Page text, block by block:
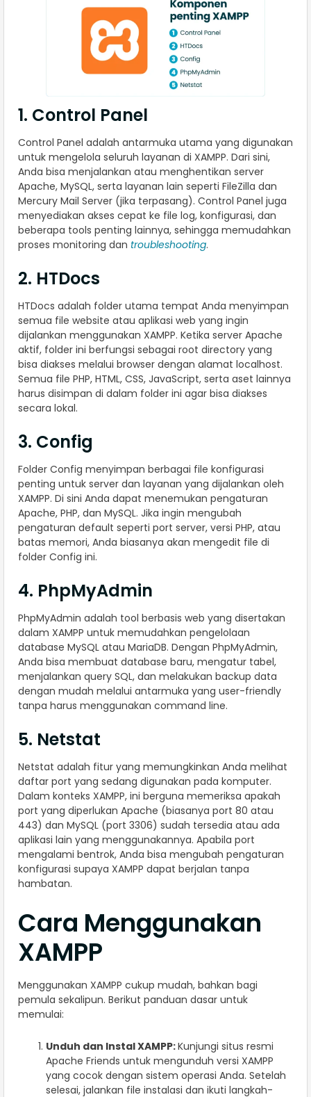
1. Control Panel
Control Panel adalah antarmuka utama yang digunakan
untuk mengelola seluruh layanan di XAMPP. Dari sini,
Anda bisa menjalankan atau menghentikan server
Apache, MySQL, serta layanan lain seperti FileZilla dan
Mercury Mail Server (jika terpasang). Control Panel juga
menyediakan akses cepat ke file log, konfigurasi, dan
beberapa tools penting lainnya, sehingga memudahkan
proses monitoring dan troubleshooting.
2. HTDocs
HTDocs adalah folder utama tempat Anda menyimpan
semua file website atau aplikasi web yang ingin
dijalankan menggunakan XAMPP. Ketika server Apache
aktif, folder ini berfungsi sebagai root directory yang
bisa diakses melalui browser dengan alamat localhost.
Semua file PHP, HTML, CSS, JavaScript, serta aset lainnya
harus disimpan di dalam folder ini agar bisa diakses
secara lokal.
3. Config
Folder Config menyimpan berbagai file konfigurasi
penting untuk server dan layanan yang dijalankan oleh
XAMPP. Di sini Anda dapat menemukan pengaturan
Apache, PHP, dan MySQL. Jika ingin mengubah
pengaturan default seperti port server, versi PHP, atau
batas memori, Anda biasanya akan mengedit file di
folder Config ini.
4. PhpMyAdmin
PhpMyAdmin adalah tool berbasis web yang disertakan
dalam XAMPP untuk memudahkan pengelolaan
database MySQL atau MariaDB. Dengan PhpMyAdmin,
Anda bisa membuat database baru, mengatur tabel,
menjalankan query SQL, dan melakukan backup data
dengan mudah melalui antarmuka yang user-friendly
tanpa harus menggunakan command line.
5. Netstat
Netstat adalah fitur yang memungkinkan Anda melihat
daftar port yang sedang digunakan pada komputer.
Dalam konteks XAMPP, ini berguna memeriksa apakah
port yang diperlukan Apache (biasanya port 80 atau
443) dan MySQL (port 3306) sudah tersedia atau ada
aplikasi lain yang menggunakannya. Apabila port
mengalami bentrok, Anda bisa mengubah pengaturan
konfigurasi supaya XAMPP dapat berjalan tanpa
hambatan.
Cara Menggunakan
XAMPP
Menggunakan XAMPP cukup mudah, bahkan bagi
pemula sekalipun. Berikut panduan dasar untuk
memulai:
Unduh dan Instal XAMPP:Kunjungi situs resmi
Apache Friends untuk mengunduh versi XAMPP
yang cocok dengan sistem operasi Anda. Setelah
selesai, jalankan file instalasi dan ikuti langkah-